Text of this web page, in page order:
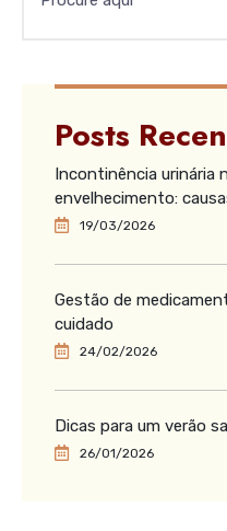
Posts
Incontinência urinária
envelhecimento:
19/03/2026
Gestão de
cuidado
24/02/2026
Dicas para um verão
26/01/2026